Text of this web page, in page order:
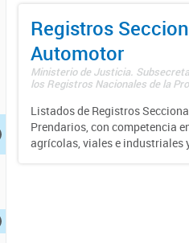
Registros
Automotor
Ministerio de Justicia.
los Registros Nacionales de la
Listados de Registros
Prendarios, con competencia
agrícolas, viales e industriales